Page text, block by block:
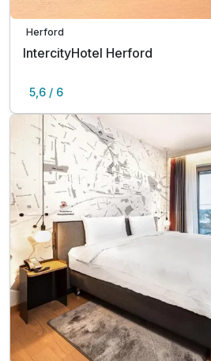
Herford
IntercityHotel Herford
5,6 / 6